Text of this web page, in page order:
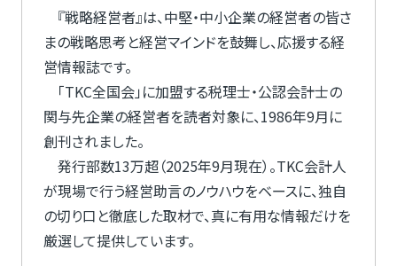
『戦略経営者』は、中堅・中小企業の経営者の皆さ
まの戦略思考と経営マインドを鼓舞し、応援する経
営情報誌です。
「TKC全国会」に加盟する税理士・公認会計士の
関与先企業の経営者を読者対象に、1986年9月に
創刊されました。
発行部数13万超（2025年9月現在）。TKC会計人
が現場で行う経営助言のノウハウをベースに、独自
の切り口と徹底した取材で、真に有用な情報だけを
厳選して提供しています。